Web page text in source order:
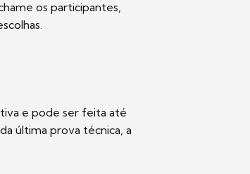
os participantes,
e pode ser feita até
última prova técnica, a